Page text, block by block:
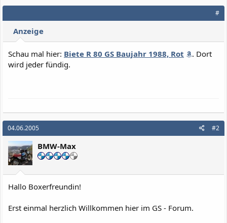
#
Anzeige
Schau mal hier: Biete R 80 GS Baujahr 1988, Rot
. Dort
wird jeder fündig.
04.06.2005 #2
BMW-Max
Hallo Boxerfreundin!
Erst einmal herzlich Willkommen hier im GS - Forum.